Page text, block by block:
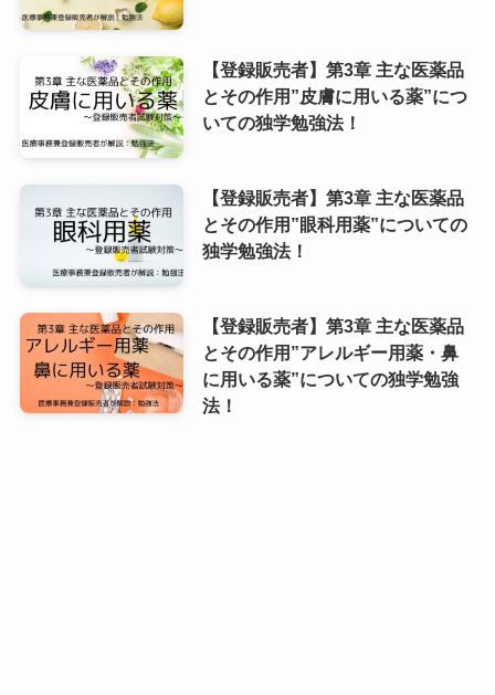
【登録販売者】第3章 主な医薬品
とその作用”皮膚に用いる薬”につ
いての独学勉強法！
【登録販売者】第3章 主な医薬品
とその作用”眼科用薬”についての
独学勉強法！
【登録販売者】第3章 主な医薬品
とその作用”アレルギー用薬・鼻
に用いる薬”についての独学勉強
法！